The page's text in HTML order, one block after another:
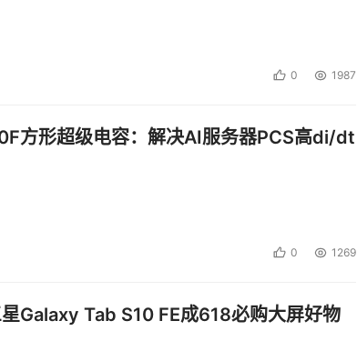
大问题，以华为云为例：
），4个面向行业场景化的联接触点（联接应用的华
织的华为云会议等服务）。
0 1987
方形超级电容：解决AI服务器PCS高di/dt
0 1269
Galaxy Tab S10 FE成618必购大屏好物